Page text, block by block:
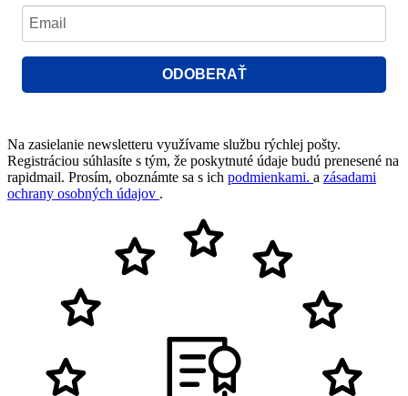
ODOBERAŤ
Na zasielanie newsletteru využívame službu rýchlej pošty.
Registráciou súhlasíte s tým, že poskytnuté údaje budú prenesené na
rapidmail. Prosím, oboznámte sa s ich podmienkami. a zásadami
ochrany osobných údajov .